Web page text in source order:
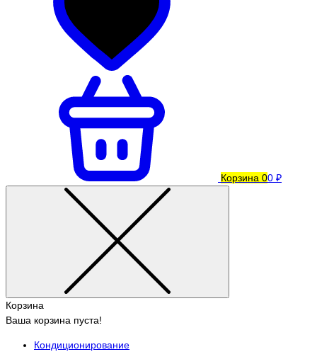
Корзина 00 ₽
Корзина
Ваша корзина пуста!
Кондиционирование